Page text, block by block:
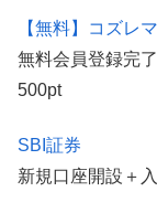
【無料】コズレ
無料会員登録完
500pt
SBI証券
新規口座開設＋